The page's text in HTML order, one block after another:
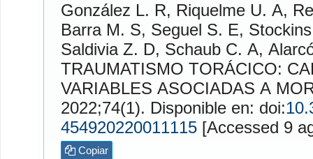
González L. R, Riquelme U. A,
Barra M. S, Seguel S. E,
Saldivia Z. D, Schaub C. A,
TRAUMATISMO TORÁCICO:
VARIABLES ASOCIADAS A
2022;74(1). Disponible en: doi:
454920220011115
Copiar